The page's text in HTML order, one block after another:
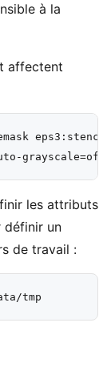
à la
affectent
les attributs
définir un
de travail :